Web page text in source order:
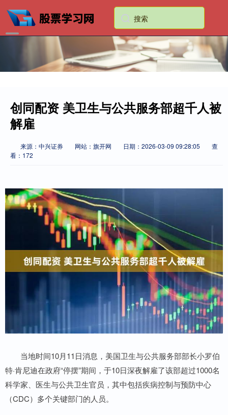
创同配资 美卫生与公共服务部超千人被
解雇
来源：中兴证券 网站：旗开网 日期：2026-03-09 09:28:05
查
看：172
当地时间10月11日消息，美国卫生与公共服务部部长小罗伯
特·肯尼迪在政府“停摆”期间，于10日深夜解雇了该部超过1000名
科学家、医生与公共卫生官员，其中包括疾病控制与预防中心
（CDC）多个关键部门的人员。